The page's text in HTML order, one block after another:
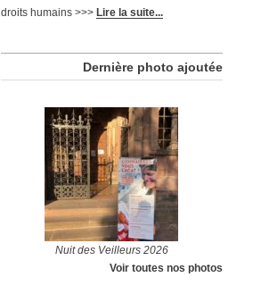
droits humains >>> Lire la suite...
Dernière photo ajoutée
Nuit des Veilleurs 2026
Voir toutes nos photos